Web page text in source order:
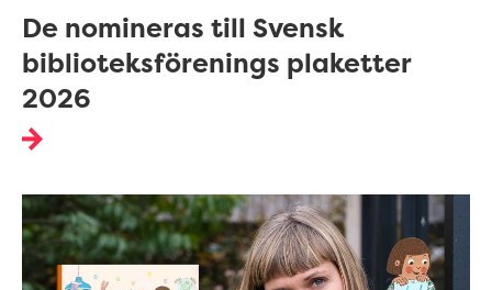
De nomineras till Svensk
biblioteksförenings plaketter
2026